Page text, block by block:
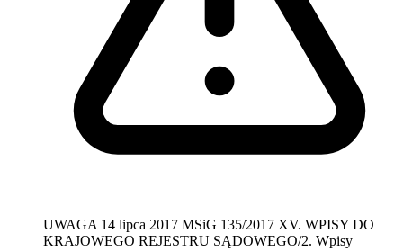
UWAGA 14 lipca 2017 MSiG 135/2017 XV. WPISY DO
KRAJOWEGO REJESTRU SĄDOWEGO/2. Wpisy